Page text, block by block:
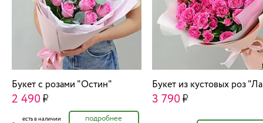
Букет с розами "Остин"
2 490
есть в наличии подробнее
Букет из кустовых роз
3 790